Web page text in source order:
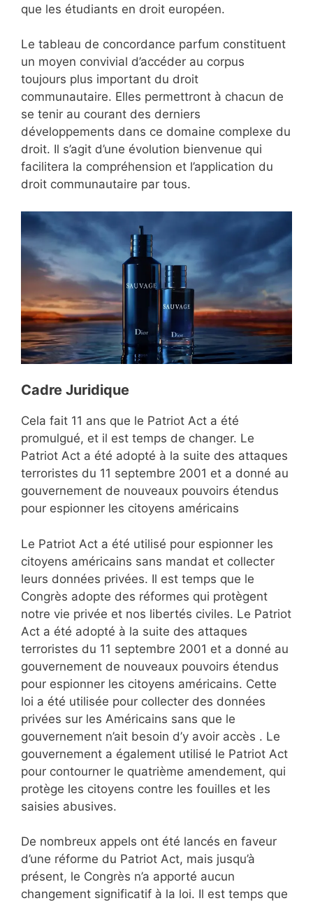
que les étudiants en droit européen.
Le tableau de concordance parfum constituent
un moyen convivial d’accéder au corpus
toujours plus important du droit
communautaire. Elles permettront à chacun de
se tenir au courant des derniers
développements dans ce domaine complexe du
droit. Il s’agit d’une évolution bienvenue qui
facilitera la compréhension et l’application du
droit communautaire par tous.
Cadre Juridique
Cela fait 11 ans que le Patriot Act a été
promulgué, et il est temps de changer. Le
Patriot Act a été adopté à la suite des attaques
terroristes du 11 septembre 2001 et a donné au
gouvernement de nouveaux pouvoirs étendus
pour espionner les citoyens américains
Le Patriot Act a été utilisé pour espionner les
citoyens américains sans mandat et collecter
leurs données privées. Il est temps que le
Congrès adopte des réformes qui protègent
notre vie privée et nos libertés civiles. Le Patriot
Act a été adopté à la suite des attaques
terroristes du 11 septembre 2001 et a donné au
gouvernement de nouveaux pouvoirs étendus
pour espionner les citoyens américains. Cette
loi a été utilisée pour collecter des données
privées sur les Américains sans que le
gouvernement n’ait besoin d’y avoir accès . Le
gouvernement a également utilisé le Patriot Act
pour contourner le quatrième amendement, qui
protège les citoyens contre les fouilles et les
saisies abusives.
De nombreux appels ont été lancés en faveur
d’une réforme du Patriot Act, mais jusqu’à
présent, le Congrès n’a apporté aucun
changement significatif à la loi. Il est temps que